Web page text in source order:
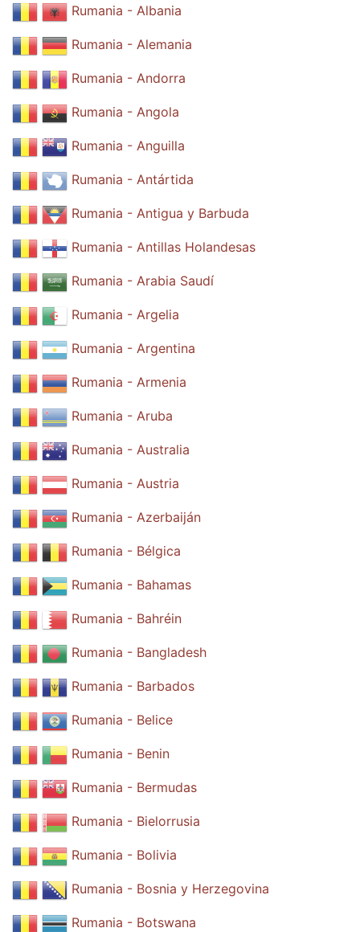
Rumania - Albania
Rumania - Alemania
Rumania - Andorra
Rumania - Angola
Rumania - Anguilla
Rumania - Antártida
Rumania - Antigua y Barbuda
Rumania - Antillas Holandesas
Rumania - Arabia Saudí
Rumania - Argelia
Rumania - Argentina
Rumania - Armenia
Rumania - Aruba
Rumania - Australia
Rumania - Austria
Rumania - Azerbaiján
Rumania - Bélgica
Rumania - Bahamas
Rumania - Bahréin
Rumania - Bangladesh
Rumania - Barbados
Rumania - Belice
Rumania - Benin
Rumania - Bermudas
Rumania - Bielorrusia
Rumania - Bolivia
Rumania - Bosnia y Herzegovina
Rumania - Botswana